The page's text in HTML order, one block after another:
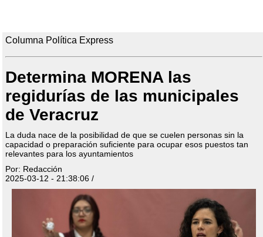
Columna Política Express
Determina MORENA las
regidurías de las municipales
de Veracruz
La duda nace de la posibilidad de que se cuelen personas sin la
capacidad o preparación suficiente para ocupar esos puestos tan
relevantes para los ayuntamientos
Por: Redacción
2025-03-12 - 21:38:06 /